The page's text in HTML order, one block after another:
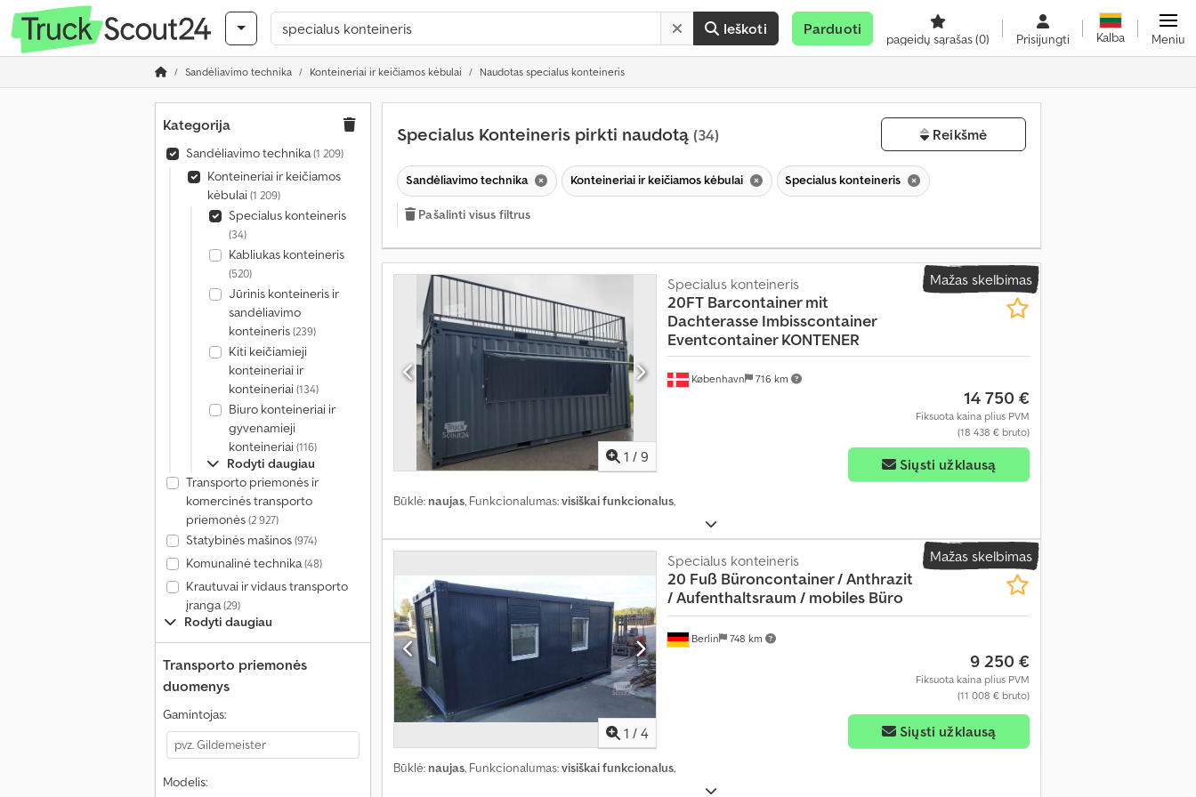
Ieškoti Parduoti
pageidų sąrašas(0) Prisijungti Kalba Meniu
Sandėliavimo technika Konteineriai ir keičiamos kėbulai Naudotas specialus konteineris
Kategorija
Sandėliavimo technika(1 209)
Konteineriai ir keičiamos
kėbulai(1 209)
Specialus konteineris
(34)
Kabliukas konteineris
(520)
Jūrinis konteineris ir
sandėliavimo
konteineris(239)
Kiti keičiamieji
konteineriai ir
konteineriai(134)
Biuro konteineriai ir
gyvenamieji
konteineriai(116)
Rodyti daugiau
Transporto priemonės ir
komercinės transporto
priemonės(2 927)
Statybinės mašinos(974)
Komunalinė technika(48)
Krautuvai ir vidaus transporto
įranga(29)
Rodyti daugiau
Transporto priemonės
duomenys
Gamintojas:
Modelis:
Specialus Konteineris pirkti naudotą (34) Reikšmė
Sandėliavimo technika Konteineriai ir keičiamos kėbulai Specialus konteineris
Pašalinti visus filtrus
Mažas skelbimas
1 / 9
København 716 km
Specialus konteineris
20FT Barcontainer mit
Dachterasse Imbisscontainer
Eventcontainer KONTENER
14 750 €
Fiksuota kaina plius PVM
(18 438 € bruto)
Siųsti užklausą
Būklė: naujas, Funkcionalumas:visiškai funkcionalus,
Mažas skelbimas
1 / 4
Berlin 748 km
Specialus konteineris
20 Fuß Büroncontainer / Anthrazit
/Aufenthaltsraum / mobiles Büro
9 250 €
Fiksuota kaina plius PVM
(11 008 € bruto)
Siųsti užklausą
Būklė: naujas, Funkcionalumas:visiškai funkcionalus,
P
r
d
s
d
a
u
g
i
l
i
j
o
n
a
m
s